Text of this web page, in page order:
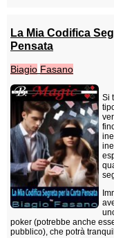
La Mia Codifica
Pensata
Biagio Fasano
Si
poker (potrebbe anche
pubblico), che potrà